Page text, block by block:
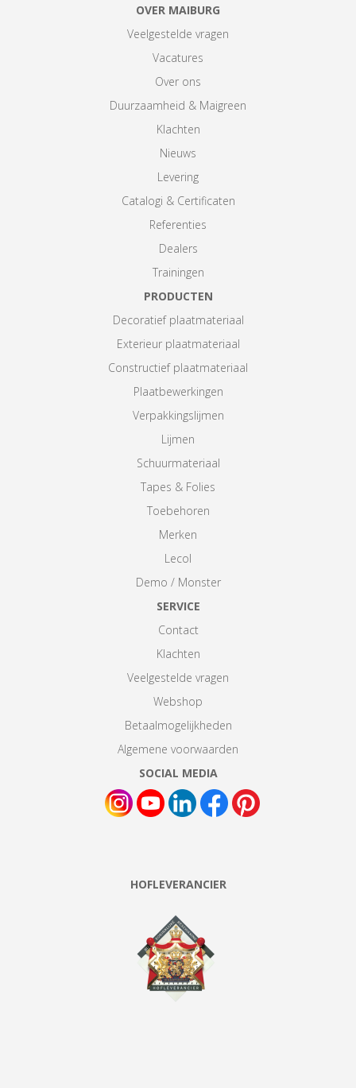
OVER MAIBURG
Veelgestelde vragen
Vacatures
Over ons
Duurzaamheid & Maigreen
Klachten
Nieuws
Levering
Catalogi & Certificaten
Referenties
Dealers
Trainingen
PRODUCTEN
Decoratief plaatmateriaal
Exterieur plaatmateriaal
Constructief plaatmateriaal
Plaatbewerkingen
Verpakkingslijmen
Lijmen
Schuurmateriaal
Tapes & Folies
Toebehoren
Merken
Lecol
Demo / Monster
SERVICE
Contact
Klachten
Veelgestelde vragen
Webshop
Betaalmogelijkheden
Algemene voorwaarden
SOCIAL MEDIA
HOFLEVERANCIER